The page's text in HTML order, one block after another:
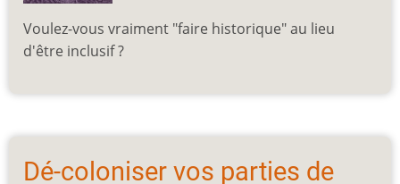
Voulez-vous vraiment "faire historique" au lieu
d'être inclusif ?
Dé-coloniser vos parties de